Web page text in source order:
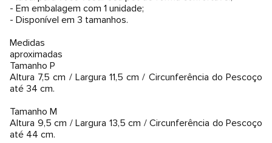
- Em embalagem com 1 unidade;
- Disponível em 3 tamanhos.
Medidas
aproximadas
Tamanho P
Altura 7,5 cm / Largura 11,5 cm / Circunferência do Pescoço
até 34 cm.
Tamanho M
Altura 9,5 cm / Largura 13,5 cm / Circunferência do Pescoço
até 44 cm.